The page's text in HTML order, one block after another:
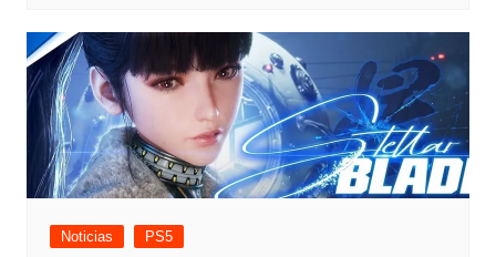
Noticias PS5